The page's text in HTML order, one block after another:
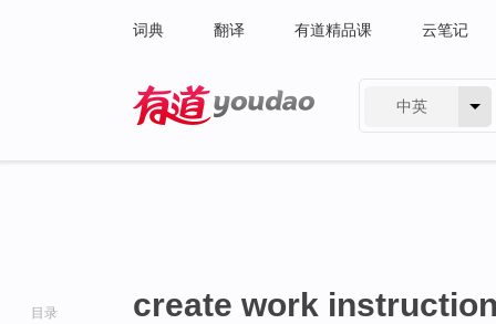
词典 翻译 有道精品课 云笔记
中英
目录 create work